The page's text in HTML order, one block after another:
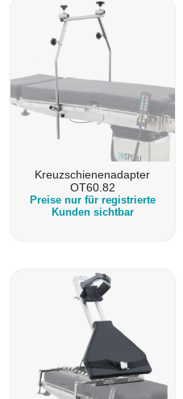
Kreuzschienenadapter
OT60.82
Preise nur für registrierte
Kunden sichtbar